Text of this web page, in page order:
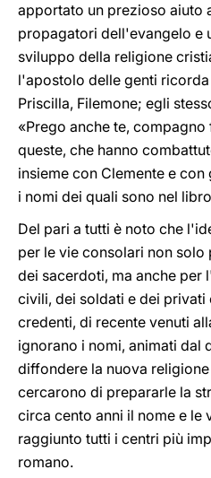
apportato un prezioso aiuto
propagatori dell'evangelo e
sviluppo della religione
l'apostolo delle genti
Priscilla, Filemone; egli
«Prego anche te,
queste, che hanno
insieme con Clemente e
i nomi dei quali sono nel
Del pari a tutti è noto che
per le vie consolari non
dei sacerdoti, ma anche per
civili, dei soldati e dei
credenti, di recente venuti
ignorano i nomi, animati dal
diffondere la nuova
cercarono di prepararle la
circa cento anni il nome e le
raggiunto tutti i centri più
romano.